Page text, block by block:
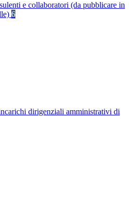
e collaboratori (da pubblicare in
6
dirigenziali amministrativi di